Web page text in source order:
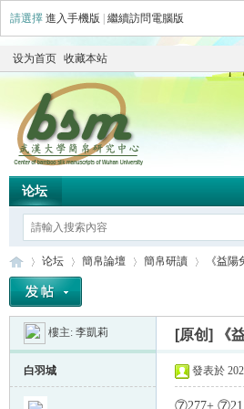
請選擇 進入手機版 繼續訪問電腦版
设为首页 收藏本站
论坛
»
论坛
›
簡帛論壇 簡帛研讀
›
《益
樓主: 李凱莉 [原创] 《
白羽城 發表於
⑦277+